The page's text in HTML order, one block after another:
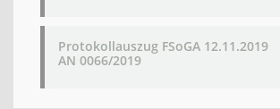
Protokollauszug FSoGA 12.11.2019
AN 0066/2019